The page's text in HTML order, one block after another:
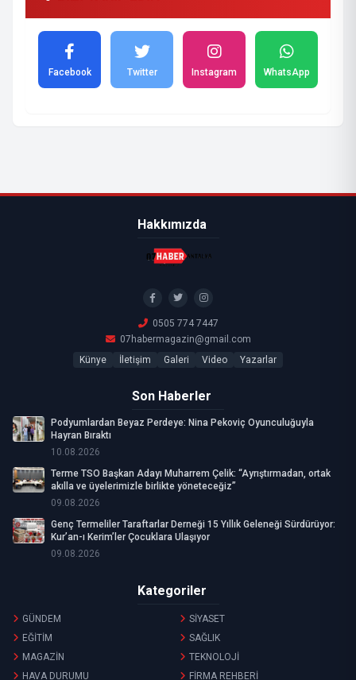
Facebook Twitter Instagram WhatsApp
Hakkımızda
0505 774 7447
07habermagazin@gmail.com
Künye
İletişim Galeri Video Yazarlar
Son Haberler
Podyumlardan Beyaz Perdeye: Nina Pekoviç Oyunculuğuyla
Hayran Bıraktı
10.08.2026
Terme TSO Başkan Adayı Muharrem Çelik: “Ayrıştırmadan, ortak
akılla ve üyelerimizle birlikte yöneteceğiz”
09.08.2026
Genç Termeliler Taraftarlar Derneği 15 Yıllık Geleneği Sürdürüyor:
Kur’an-ı Kerim’ler Çocuklara Ulaşıyor
09.08.2026
Kategoriler
GÜNDEM
SİYASET
EĞİTİM
SAĞLIK
MAGAZİN
TEKNOLOJİ
HAVA DURUMU
FİRMA REHBERİ